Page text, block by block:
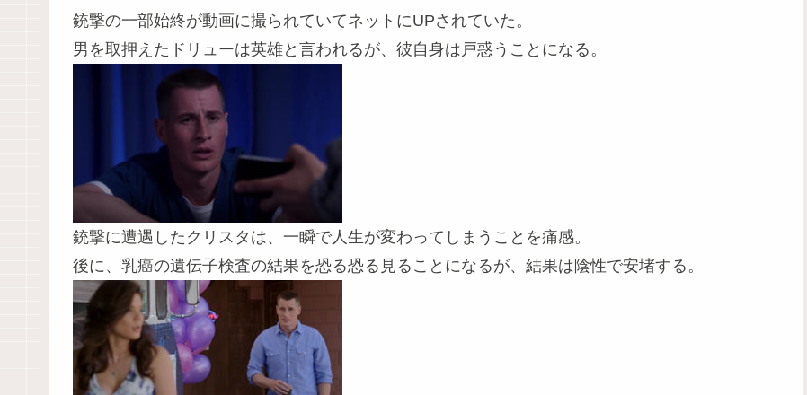
銃撃の一部始終が動画に撮られていてネットにUPされていた。
男を取押えたドリューは英雄と言われるが、彼自身は戸惑うことになる。
銃撃に遭遇したクリスタは、一瞬で人生が変わってしまうことを痛感。
後に、乳癌の遺伝子検査の結果を恐る恐る見ることになるが、結果は陰性で安堵する。